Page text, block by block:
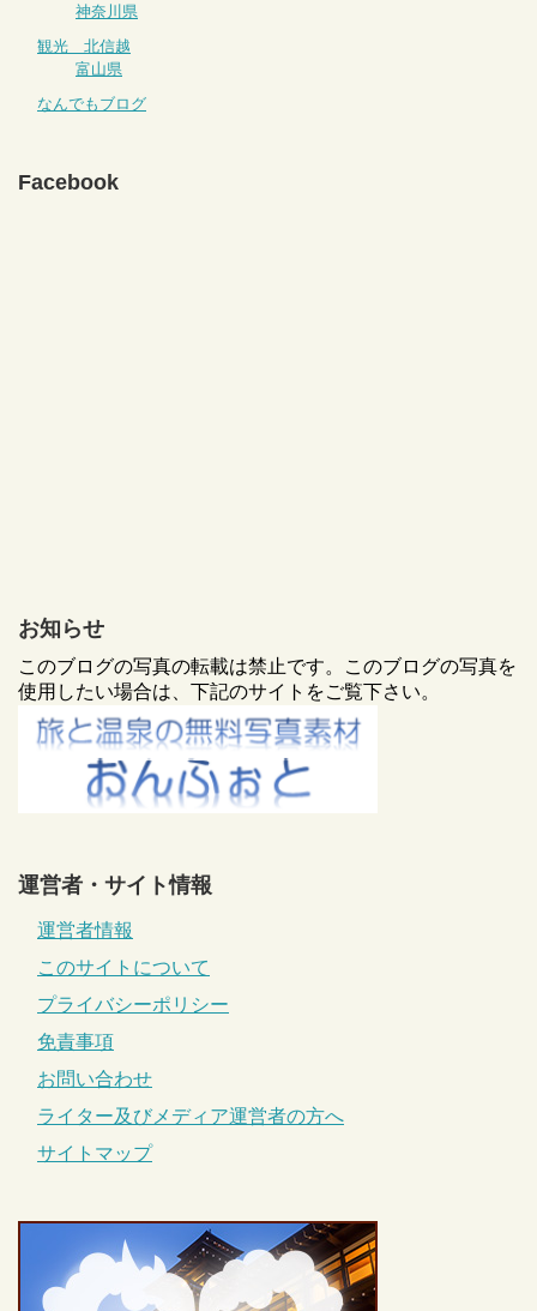
神奈川県
観光 北信越
富山県
なんでもブログ
Facebook
お知らせ
このブログの写真の転載は禁止です。このブログの写真を
使用したい場合は、下記のサイトをご覧下さい。
運営者・サイト情報
運営者情報
このサイトについて
プライバシーポリシー
免責事項
お問い合わせ
ライター及びメディア運営者の方へ
サイトマップ